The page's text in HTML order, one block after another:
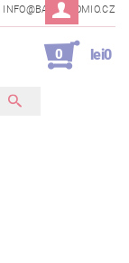
INFO@BAMBINOMIO.CZ
0 lei0